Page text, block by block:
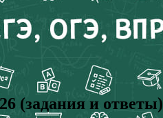
(задания и ответы)